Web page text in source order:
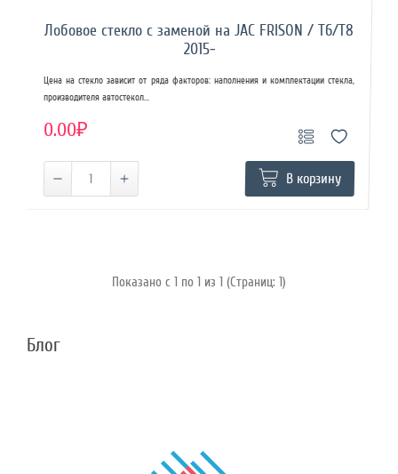
Лобовое стекло с заменой на JAC FRISON / T6/T8
2015-
Цена на стекло зависит от ряда факторов: наполнения и комплектации стекла,
производителя автостекол...
0.00₽
В корзину
Показано с 1 по 1 из 1 (Страниц: 1)
Блог